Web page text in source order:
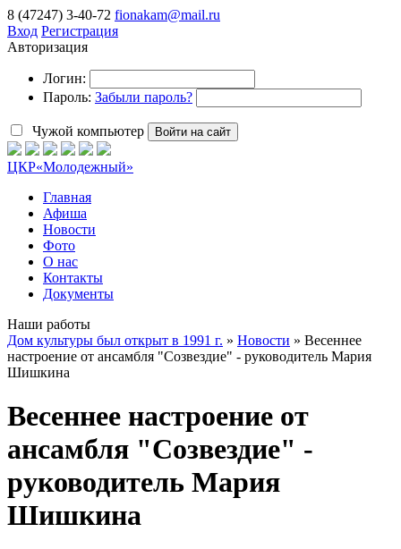
8 (47247) 3-40-72 fionakam@mail.ru
Вход Регистрация
Авторизация
Логин:
Пароль: Забыли пароль?
Чужой компьютер Войти на сайт
ЦКР«Молодежный»
Главная
Афиша
Новости
Фото
О нас
Контакты
Документы
Наши работы
Дом культуры был открыт в 1991 г. » Новости » Весеннее
настроение от ансамбля "Созвездие" - руководитель Мария
Шишкина
Весеннее настроение от
ансамбля "Созвездие" -
руководитель Мария
Шишкина